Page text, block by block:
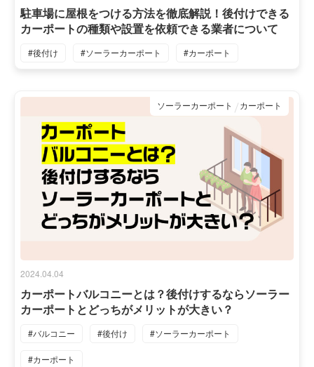
駐車場に屋根をつける方法を徹底解説！後付けできる
カーポートの種類や設置を依頼できる業者について
#後付け #ソーラーカーポート #カーポート
ソーラーカーポート カーポート
2024.04.04
カーポートバルコニーとは？後付けするならソーラー
カーポートとどっちがメリットが大きい？
#バルコニー #後付け #ソーラーカーポート
#カーポート